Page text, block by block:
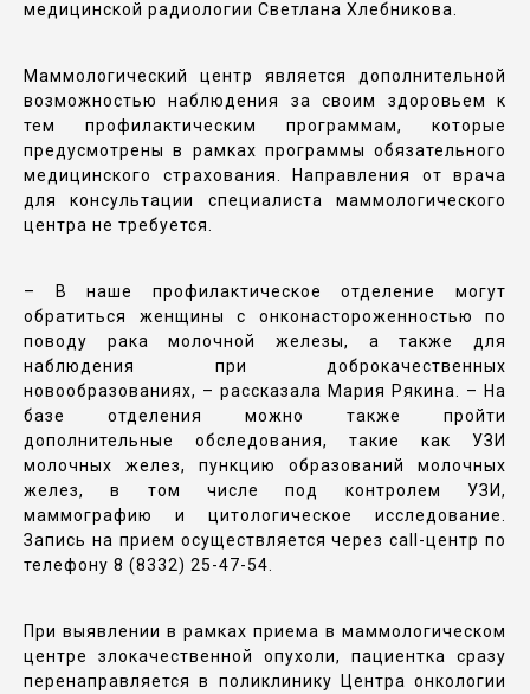
медицинской радиологии Светлана Хлебникова.
Маммологический центр является дополнительной
возможностью наблюдения за своим здоровьем к
тем профилактическим программам, которые
предусмотрены в рамках программы обязательного
медицинского страхования. Направления от врача
для консультации специалиста маммологического
центра не требуется.
– В наше профилактическое отделение могут
обратиться женщины с онконастороженностью по
поводу рака молочной железы, а также для
наблюдения при доброкачественных
новообразованиях, – рассказала Мария Рякина. – На
базе отделения можно также пройти
дополнительные обследования, такие как УЗИ
молочных желез, пункцию образований молочных
желез, в том числе под контролем УЗИ,
маммографию и цитологическое исследование.
Запись на прием осуществляется через call-центр по
телефону 8 (8332) 25-47-54.
При выявлении в рамках приема в маммологическом
центре злокачественной опухоли, пациентка сразу
перенаправляется в поликлинику Центра онкологии